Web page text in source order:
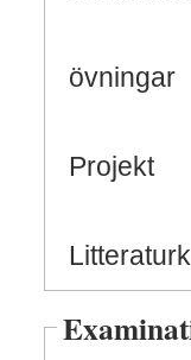
övningar
Projekt